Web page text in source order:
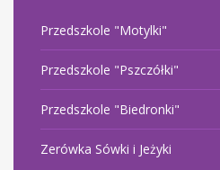
Przedszkole "Motylki"
Przedszkole "Pszczółki"
Przedszkole "Biedronki"
Zerówka Sówki i Jeżyki